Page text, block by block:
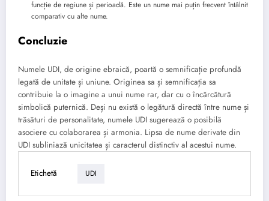
funcție de regiune și perioadă. Este un nume mai puțin frecvent întâlnit
comparativ cu alte nume.
Concluzie
Numele UDI, de origine ebraică, poartă o semnificație profundă
legată de unitate și uniune. Originea sa și semnificația sa
contribuie la o imagine a unui nume rar, dar cu o încărcătură
simbolică puternică. Deși nu există o legătură directă între nume și
trăsături de personalitate, numele UDI sugerează o posibilă
asociere cu colaborarea și armonia. Lipsa de nume derivate din
UDI subliniază unicitatea și caracterul distinctiv al acestui nume.
Etichetă UDI